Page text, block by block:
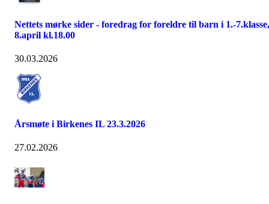
Nettets mørke sider - foredrag for foreldre til barn i 1.-7.klasse,
8.april kl.18.00
30.03.2026
Årsmøte i Birkenes IL 23.3.2026
27.02.2026